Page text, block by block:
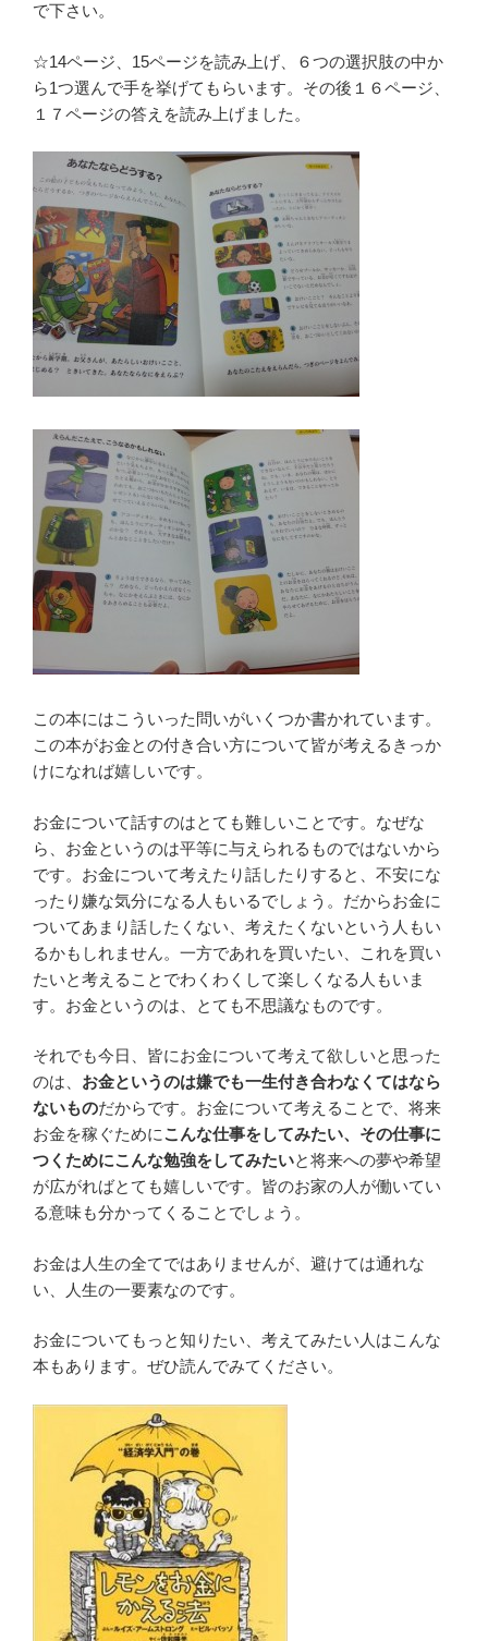
で下さい。
☆14ページ、15ページを読み上げ、６つの選択肢の中か
ら1つ選んで手を挙げてもらいます。その後１６ページ、
１７ページの答えを読み上げました。
この本にはこういった問いがいくつか書かれています。
この本がお金との付き合い方について皆が考えるきっか
けになれば嬉しいです。
お金について話すのはとても難しいことです。なぜな
ら、お金というのは平等に与えられるものではないから
です。お金について考えたり話したりすると、不安にな
ったり嫌な気分になる人もいるでしょう。だからお金に
ついてあまり話したくない、考えたくないという人もい
るかもしれません。一方であれを買いたい、これを買い
たいと考えることでわくわくして楽しくなる人もいま
す。お金というのは、とても不思議なものです。
それでも今日、皆にお金について考えて欲しいと思った
のは、 お金というのは嫌でも一生付き合わなくてはなら
ないものだからです。お金について考えることで、将来
お金を稼ぐためにこんな仕事をしてみたい、その仕事に
つくためにこんな勉強をしてみたいと将来への夢や希望
が広がればとても嬉しいです。皆のお家の人が働いてい
る意味も分かってくることでしょう。
お金は人生の全てではありませんが、避けては通れな
い、人生の一要素なのです。
お金についてもっと知りたい、考えてみたい人はこんな
本もあります。ぜひ読んでみてください。